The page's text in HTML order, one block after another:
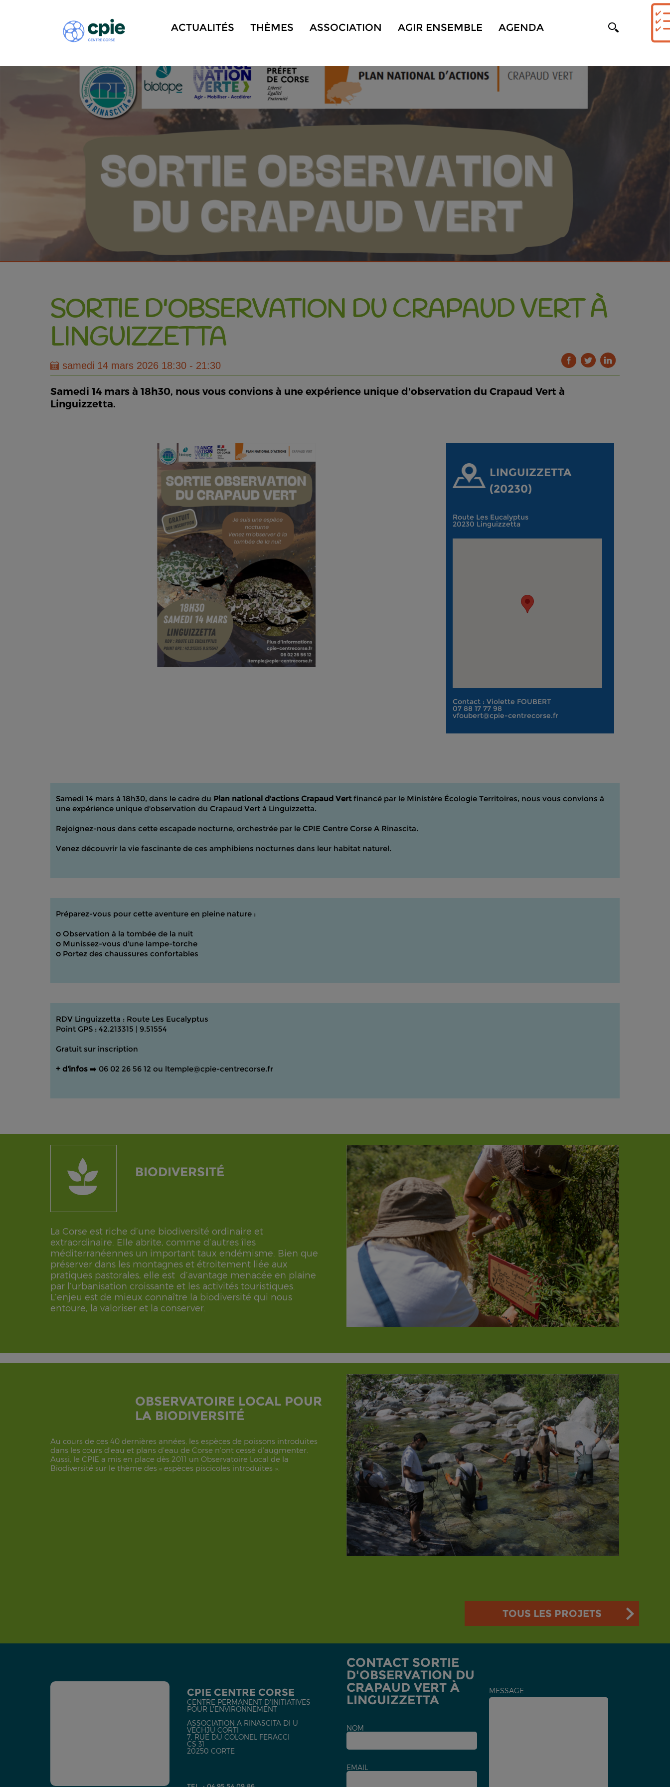
ACTUALITÉS THÈMES ASSOCIATION AGIR ENSEMBLE AGENDA
SORTIE D'OBSERVATION DU CRAPAUD VERT À
LINGUIZZETTA
samedi 14 mars 2026 18:30 - 21:30
Samedi 14 mars à 18h30, nous vous convions à une expérience unique d'observation du Crapaud Vert à
Linguizzetta.
LINGUIZZETTA
(20230)
Route Les Eucalyptus
20230 Linguizzetta
Contact : Violette FOUBERT
07 88 17 77 98
vfoubert@cpie-centrecorse.fr
Samedi 14 mars à 18h30, dans le cadre du Plan national d'actions Crapaud Vertfinancé par le Ministère Écologie Territoires, nous vous convions à
une expérience unique d'observation du Crapaud Vert à Linguizzetta.
Rejoignez-nous dans cette escapade nocturne, orchestrée par le CPIE Centre Corse A Rinascita.
Venez découvrir la vie fascinante de ces amphibiens nocturnes dans leur habitat naturel.
Préparez-vous pour cette aventure en pleine nature :
o Observation à la tombée de la nuit
o Munissez-vous d'une lampe-torche
o Portez des chaussures confortables
RDV Linguizzetta : Route Les Eucalyptus
Point GPS : 42.213315 | 9.51554
Gratuit sur inscription
+ d'infos ➡️ 06 02 26 56 12 ou ltemple@cpie-centrecorse.fr
BIODIVERSITÉ
La Corse est riche d’une biodiversité ordinaire et
extraordinaire. Elle abrite, comme d’autres îles
méditerranéennes un important taux endémisme. Bien que
préserver dans les montagnes et étroitement liée aux
pratiques pastorales, elle est d’avantage menacée en plaine
par l’urbanisation croissante et les activités touristiques.
L’enjeu est de mieux connaître la biodiversité qui nous
entoure, la valoriser et la conserver.
OBSERVATOIRE LOCAL POUR
LA BIODIVERSITÉ
Au cours de ces 40 dernières années, les espèces de poissons introduites
dans les cours d’eau et plans d’eau de Corse n’ont cessé d’augmenter.
Aussi, le CPIE a mis en place dès 2011 un Observatoire Local de la
Biodiversité sur le thème des « espèces piscicoles introduites ».
TOUS LES PROJETS
CPIE CENTRE CORSE
CENTRE PERMANENT D'INITIATIVES
POUR L'ENVIRONNEMENT
ASSOCIATION A RINASCITA DI U
VECHJU CORTI
7, RUE DU COLONEL FERACCI
CS 31
20250 CORTE
CONTACT SORTIE
D'OBSERVATION DU
CRAPAUD VERT À
LINGUIZZETTA
NOM
EMAIL
MESSAGE